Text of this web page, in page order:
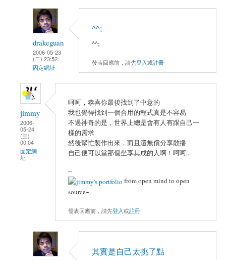
drakeguan
2006-05-23
(二) 23:52
固定網址
^^;
^^;
發表回應前，請先登入或註冊
jimmy
2006-
05-24
(三)
00:04
固定網
址
呵呵，恭喜你最後找到了中意的
我也覺得找到一個合用的程式真是不容易
不過神奇的是，世界上總是會有人有跟自己一
樣的需求
然後幫忙製作出來，而且還無償分享散播
自己便可以當那個坐享其成的人啊！呵呵...
--
from open mind to open
source~
發表回應前，請先登入或註冊
其實是自己太挑了點